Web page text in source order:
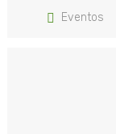
Eventos